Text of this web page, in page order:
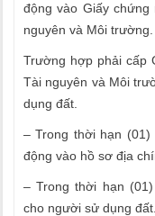
động vào Giấy
nguyên và Môi trường.
Trường hợp phải cấp
Tài nguyên và Môi
dụng đất.
– Trong thời hạn (01)
động vào hồ sơ địa
– Trong thời hạn
cho người sử dụng đất.